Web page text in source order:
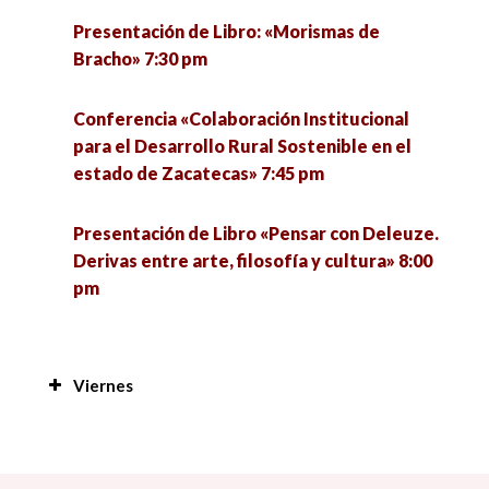
Conversatorio: «Experiencias teóricas
metodológicas del proyecto Conacyt 312027,
pandemia COVID-19 en México» 7:30 pm
Conversatorio «Miradas cinematográficas al
Presentación de Libro: «Morismas de
Bracho» 7:30 pm
Conferencia «Colaboración Institucional
para el Desarrollo Rural Sostenible en el
estado de Zacatecas» 7:45 pm
Presentación de Libro «Pensar con Deleuze.
Derivas entre arte, filosofía y cultura» 8:00
pm
Viernes